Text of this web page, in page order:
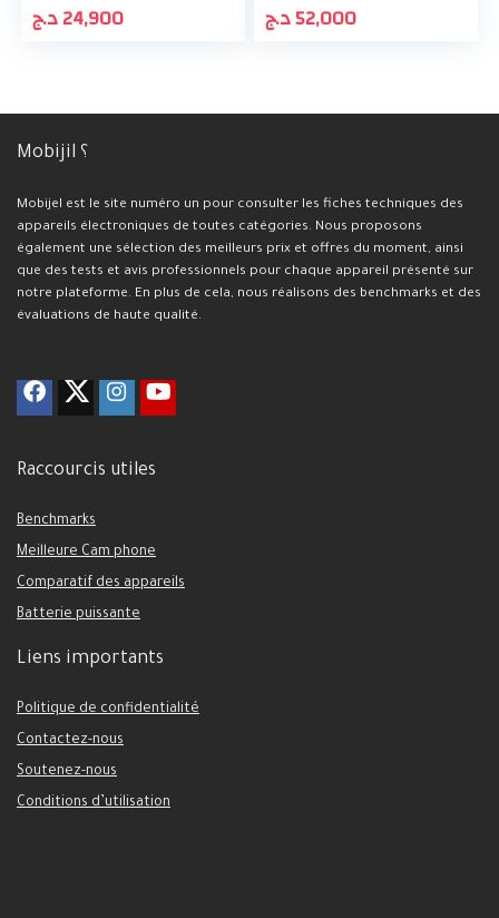
24,900د.ج 52,000د.ج
Mobijil ؟
Mobijel est le site numéro un pour consulter les fiches techniques des
appareils électroniques de toutes catégories. Nous proposons
également une sélection des meilleurs prix et offres du moment, ainsi
que des tests et avis professionnels pour chaque appareil présenté sur
notre plateforme. En plus de cela, nous réalisons des benchmarks et des
évaluations de haute qualité.
Raccourcis utiles
Benchmarks
Meilleure Cam phone
Comparatif des appareils
Batterie puissante
Liens importants
Politique de confidentialité
Contactez-nous
Soutenez-nous
Conditions d’utilisation